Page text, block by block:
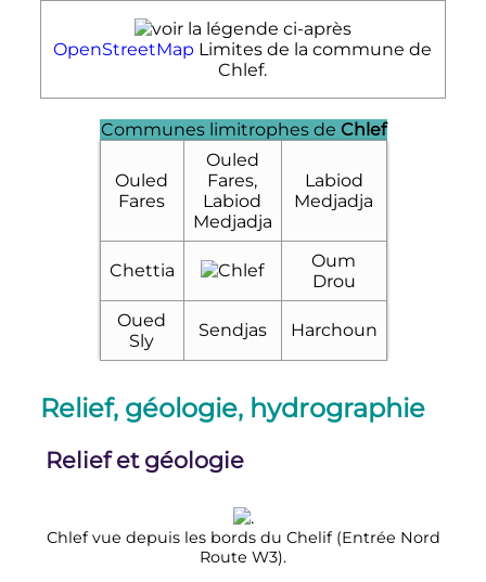
OpenStreetMap Limites de la commune de
Chlef.
Communes limitrophes de Chlef
Ouled
Fares
Ouled
Fares,
Labiod
Medjadja
Labiod
Medjadja
Chettia
Oum
Drou
Oued
Sly
Sendjas Harchoun
Relief, géologie, hydrographie
Relief et géologie
Chlef vue depuis les bords du Chelif (Entrée Nord
Route W3).